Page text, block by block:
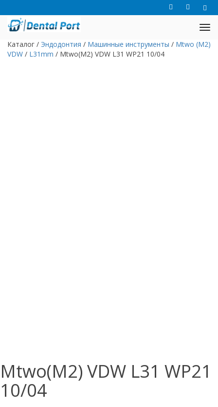
Каталог / Эндодонтия / Машинные инструменты / Mtwo (M2)
VDW / L31mm / Mtwo(M2) VDW L31 WP21 10/04
Mtwo(M2) VDW L31 WP21
10/04